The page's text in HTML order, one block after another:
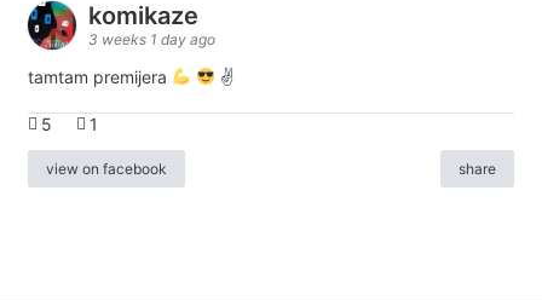
komikaze
3 weeks 1 day ago
tamtam premijera ✌
5 1
view on facebook share